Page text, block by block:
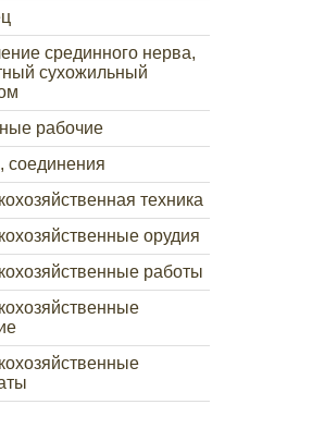
срединного нерва,
сухожильный
рабочие
соединения
техника
орудия
работы